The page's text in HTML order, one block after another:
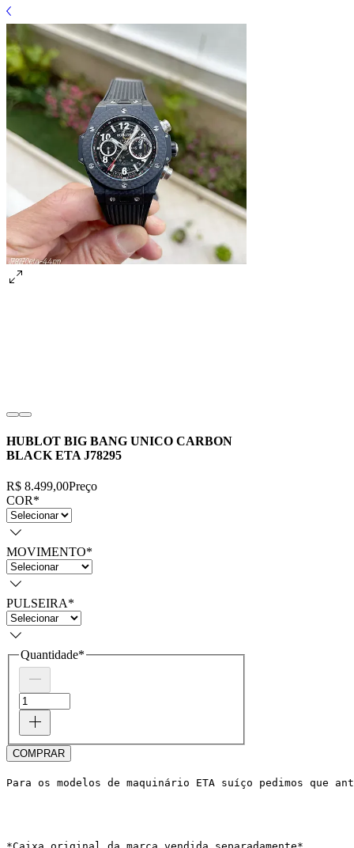
HUBLOT BIG BANG UNICO CARBON
BLACK ETA J78295
R$ 8.499,00Preço
COR*
MOVIMENTO*
PULSEIRA*
Quantidade*
COMPRAR
Para os modelos de maquinário ETA suíço pedimos